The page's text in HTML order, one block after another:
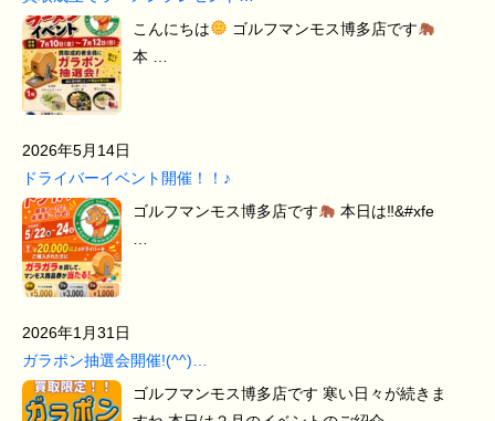
こんにちは
ゴルフマンモス博多店です
本 …
2026年5月14日
ドライバーイベント開催！！♪
ゴルフマンモス博多店です
本日は‼&#xfe
2026年1月31日
ガラポン抽選会開催!(^^)…
ゴルフマンモス博多店です 寒い日々が続きま